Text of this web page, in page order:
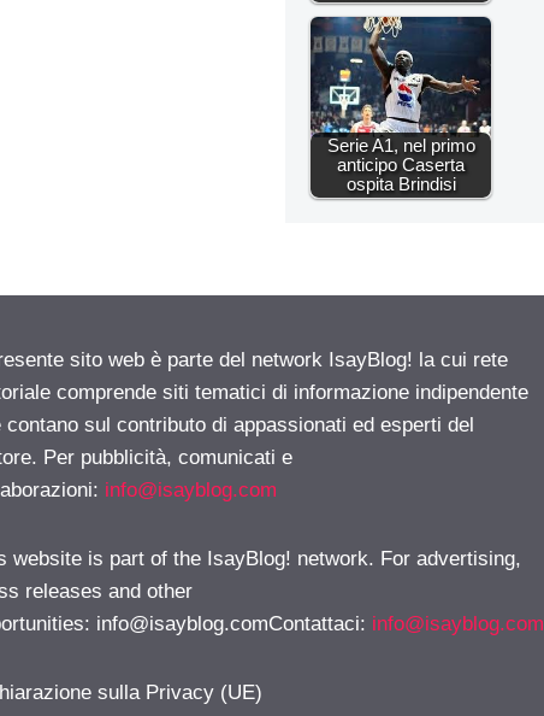
Serie A1, nel primo
anticipo Caserta
ospita Brindisi
sito web è parte del network IsayBlog! la cui rete
comprende siti tematici di informazione indipendente
contano sul contributo di appassionati ed esperti del
Per pubblicità, comunicati e
info@isayblog.com
website is part of the IsayBlog! network. For advertising,
releases and other
info@isayblog.comContattaci: info@isayblog.com
sulla Privacy (UE)